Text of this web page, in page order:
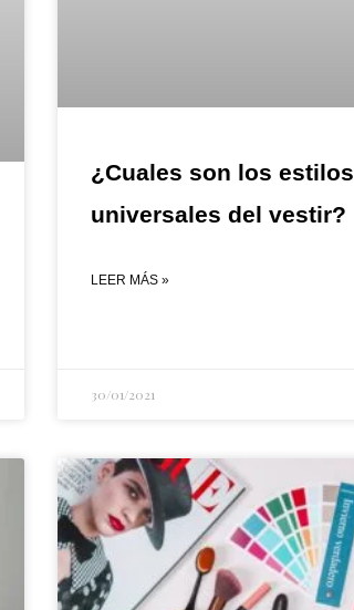
¿Cuales son los estilos
universales del vestir?
LEER MÁS »
30/01/2021